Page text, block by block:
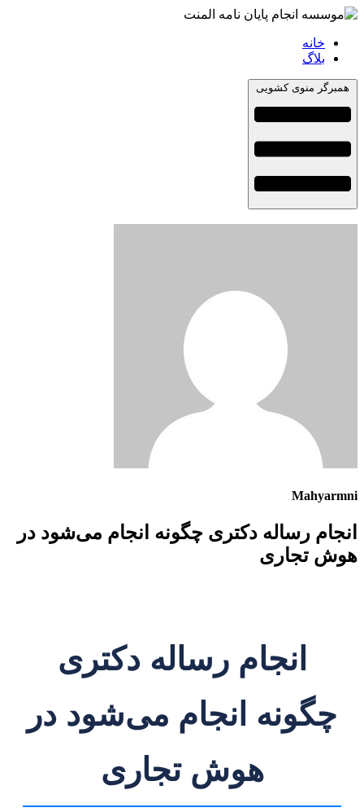
خانه
بلاگ
همبرگر منوی کشویی
Mahyarmni
انجام رساله دکتری چگونه انجام می‌شود در
هوش تجاری
انجام رساله دکتری
چگونه انجام می‌شود در
هوش تجاری